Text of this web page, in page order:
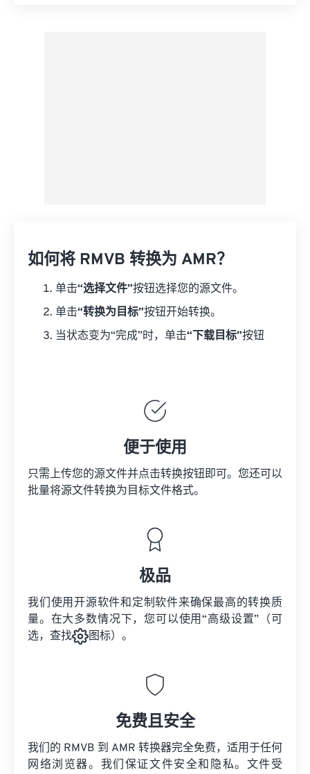
如何将 RMVB 转换为 AMR？
单击“选择文件”按钮选择您的源文件。
单击“转换为目标”按钮开始转换。
当状态变为“完成”时，单击“下载目标”按钮
便于使用
只需上传您的源文件并点击转换按钮即可。您还可以
批量将源文件转换为目标文件格式。
极品
我们使用开源软件和定制软件来确保最高的转换质
量。在大多数情况下，您可以使用“高级设置”（可
选，查找
图标）。
免费且安全
我们的 RMVB 到 AMR 转换器完全免费，适用于任何
网络浏览器。我们保证文件安全和隐私。文件受